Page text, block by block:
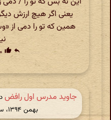
یعنی اگر هیچ ارزش
همین که تو را دمی از
reply
thumb_up ۰
جاوید مدرس اول رافض
بهمن ۱۳۹۴، ساعت ۱۱:۱۵